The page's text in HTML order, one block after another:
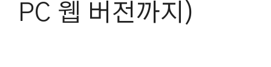
PC 웹 버전까지)